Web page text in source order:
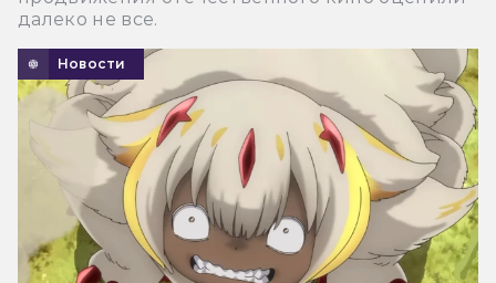
далеко не все.
Новости